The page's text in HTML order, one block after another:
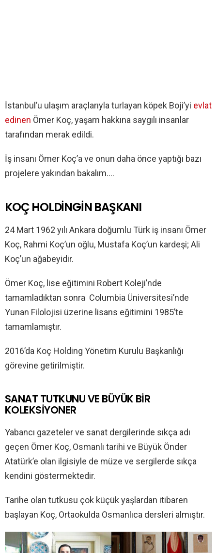
İstanbul’u ulaşım araçlarıyla turlayan köpek Boji’yi evlat
edinen Ömer Koç, yaşam hakkına saygılı insanlar
tarafından merak edildi.
İş insanı Ömer Koç’a ve onun daha önce yaptığı bazı
projelere yakından bakalım….
KOÇ HOLDİNGİN BAŞKANI
24 Mart 1962 yılı Ankara doğumlu Türk iş insanı Ömer
Koç, Rahmi Koç’un oğlu, Mustafa Koç’un kardeşi; Ali
Koç’un ağabeyidir.
Ömer Koç, lise eğitimini Robert Koleji’nde
tamamladıktan sonra Columbia Üniversitesi’nde
Yunan Filolojisi üzerine lisans eğitimini 1985’te
tamamlamıştır.
2016’da Koç Holding Yönetim Kurulu Başkanlığı
görevine getirilmiştir.
SANAT TUTKUNU VE BÜYÜK BİR
KOLEKSİYONER
Yabancı gazeteler ve sanat dergilerinde sıkça adı
geçen Ömer Koç, Osmanlı tarihi ve Büyük Önder
Atatürk’e olan ilgisiyle de müze ve sergilerde sıkça
kendini göstermektedir.
Tarihe olan tutkusu çok küçük yaşlardan itibaren
başlayan Koç, Ortaokulda Osmanlıca dersleri almıştır.